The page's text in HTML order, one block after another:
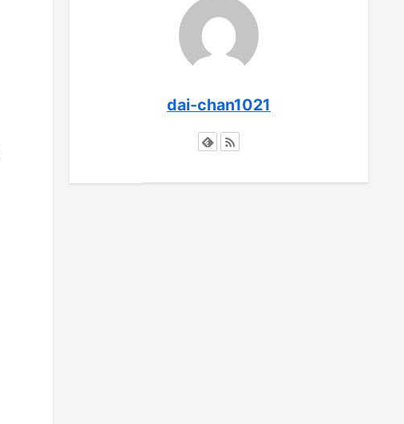
dai-chan1021